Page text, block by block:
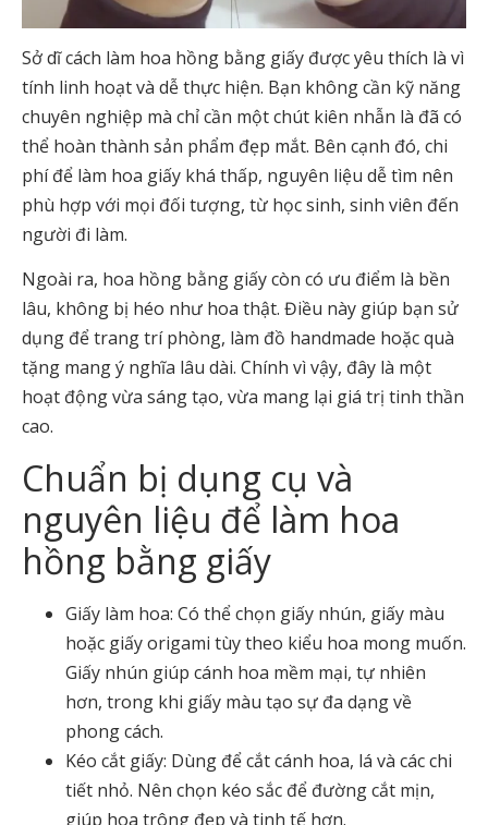
Sở dĩ cách làm hoa hồng bằng giấy được yêu thích là vì
tính linh hoạt và dễ thực hiện. Bạn không cần kỹ năng
chuyên nghiệp mà chỉ cần một chút kiên nhẫn là đã có
thể hoàn thành sản phẩm đẹp mắt. Bên cạnh đó, chi
phí để làm hoa giấy khá thấp, nguyên liệu dễ tìm nên
phù hợp với mọi đối tượng, từ học sinh, sinh viên đến
người đi làm.
Ngoài ra, hoa hồng bằng giấy còn có ưu điểm là bền
lâu, không bị héo như hoa thật. Điều này giúp bạn sử
dụng để trang trí phòng, làm đồ handmade hoặc quà
tặng mang ý nghĩa lâu dài. Chính vì vậy, đây là một
hoạt động vừa sáng tạo, vừa mang lại giá trị tinh thần
cao.
Chuẩn bị dụng cụ và
nguyên liệu để làm hoa
hồng bằng giấy
Giấy làm hoa: Có thể chọn giấy nhún, giấy màu
hoặc giấy origami tùy theo kiểu hoa mong muốn.
Giấy nhún giúp cánh hoa mềm mại, tự nhiên
hơn, trong khi giấy màu tạo sự đa dạng về
phong cách.
Kéo cắt giấy: Dùng để cắt cánh hoa, lá và các chi
tiết nhỏ. Nên chọn kéo sắc để đường cắt mịn,
giúp hoa trông đẹp và tinh tế hơn.